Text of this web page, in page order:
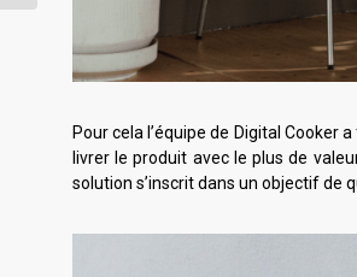
Pour cela l’équipe de Digital
livrer le produit avec le plus de
solution s’inscrit dans un objectif de